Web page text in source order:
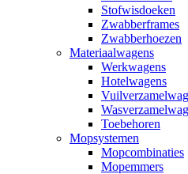
Stofwisdoeken
Zwabberframes
Zwabberhoezen
Materiaalwagens
Werkwagens
Hotelwagens
Toebehoren
Mopsystemen
Mopcombinaties
Mopemmers